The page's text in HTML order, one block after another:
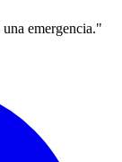
emergencia."